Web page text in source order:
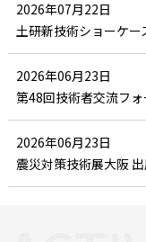
2026年07月22日
土研新技術ショーケ
2026年06月23日
第48回技術者交流フ
2026年06月23日
震災対策技術展大阪